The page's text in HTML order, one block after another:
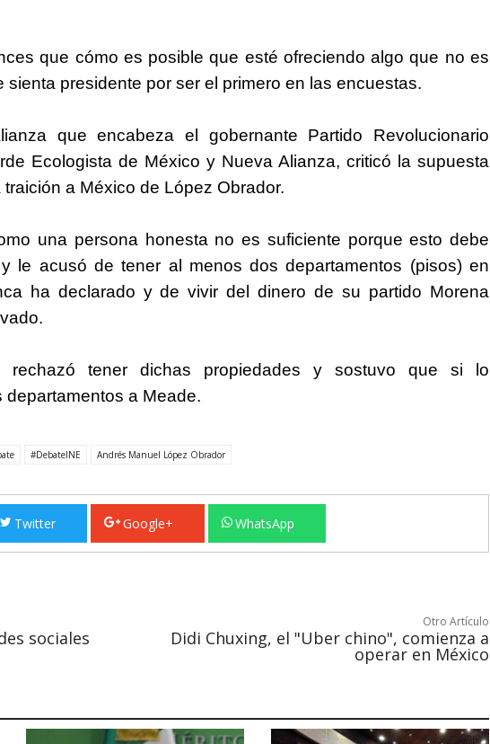
que cómo es posible que esté ofreciendo algo que no es
presidente por ser el primero en las encuestas.
que encabeza el gobernante Partido Revolucionario
Ecologista de México y Nueva Alianza, criticó la supuesta
a México de López Obrador.
una persona honesta no es suficiente porque esto debe
le acusó de tener al menos dos departamentos (pisos) en
ha declarado y de vivir del dinero de su partido Morena
rechazó tener dichas propiedades y sostuvo que si lo
a Meade.
#DebateINE Andrés Manuel López Obrador
Twitter Google+ WhatsApp
sociales
Otro Artículo
Didi Chuxing, el "Uber chino", comienza a
operar en México